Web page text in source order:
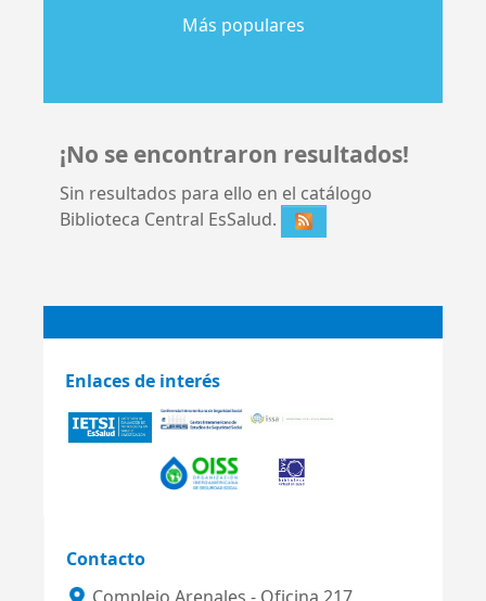
Más populares
¡No se encontraron resultados!
Sin resultados para ello en el catálogo
Biblioteca Central EsSalud.
Enlaces de interés
Contacto